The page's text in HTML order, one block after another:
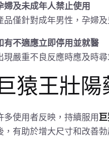
婦及未成年人禁止使用
品僅針對成年男性，孕婦及
有不適應立即停用並就醫
現嚴重不良反應時應及時尋
猿王壯
多使用者反映，持續服用
，有助於增大尺寸和改善勃